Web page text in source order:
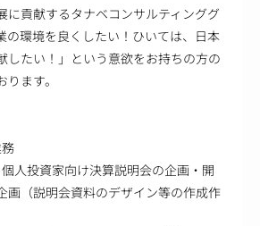
に貢献するタナベコンサルティンググ
の環境を良くしたい！ひいては、日本
したい！」という意欲をお持ちの方の
ます。
人投資家向け決算説明会の企画・開
画（説明会資料のデザイン等の作成作